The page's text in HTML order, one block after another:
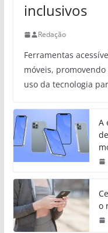
inclusivos
Redação
Ferramentas
móveis,
uso da tecnologia
A
o